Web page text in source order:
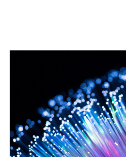
mehr Zukunftsfähigkeit.